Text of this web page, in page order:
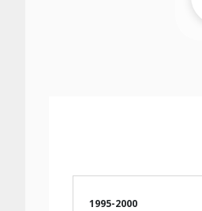
1995-2000